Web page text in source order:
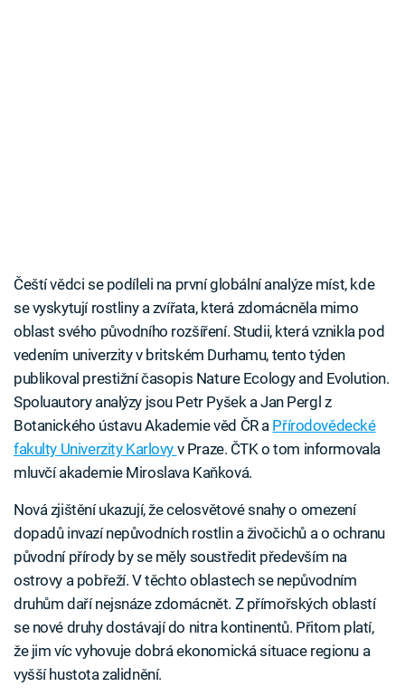
Čeští vědci se podíleli na první globální analýze míst, kde
se vyskytují rostliny a zvířata, která zdomácněla mimo
oblast svého původního rozšíření. Studii, která vznikla pod
vedením univerzity v britském Durhamu, tento týden
publikoval prestižní časopis Nature Ecology and Evolution.
Spoluautory analýzy jsou Petr Pyšek a Jan Pergl z
Botanického ústavu Akademie věd ČR a Přírodovědecké
fakulty Univerzity Karlovy v Praze. ČTK o tom informovala
mluvčí akademie Miroslava Kaňková.
Nová zjištění ukazují, že celosvětové snahy o omezení
dopadů invazí nepůvodních rostlin a živočichů a o ochranu
původní přírody by se měly soustředit především na
ostrovy a pobřeží. V těchto oblastech se nepůvodním
druhům daří nejsnáze zdomácnět. Z přímořských oblastí
se nové druhy dostávají do nitra kontinentů. Přitom platí,
že jim víc vyhovuje dobrá ekonomická situace regionu a
vyšší hustota zalidnění.